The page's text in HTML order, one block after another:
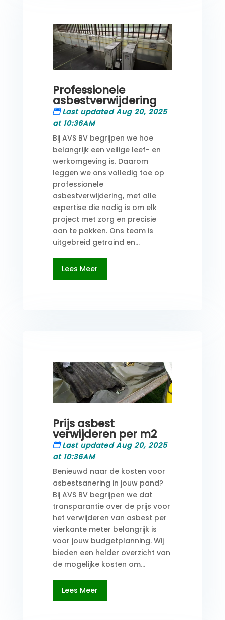
Professionele
asbestverwijdering
Last updated Aug 20, 2025
at 10:36AM
Bij AVS BV begrijpen we hoe
belangrijk een veilige leef- en
werkomgeving is. Daarom
leggen we ons volledig toe op
professionele
asbestverwijdering, met alle
expertise die nodig is om elk
project met zorg en precisie
aan te pakken. Ons team is
uitgebreid getraind en...
Lees Meer
Prijs asbest
verwijderen per m2
Last updated Aug 20, 2025
at 10:36AM
Benieuwd naar de kosten voor
asbestsanering in jouw pand?
Bij AVS BV begrijpen we dat
transparantie over de prijs voor
het verwijderen van asbest per
vierkante meter belangrijk is
voor jouw budgetplanning. Wij
bieden een helder overzicht van
de mogelijke kosten om...
Lees Meer